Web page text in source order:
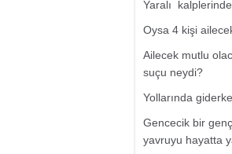
Yaralı
Oysa 4 kişi
Ailecek mutlu
suçu neydi?
Yollarında
Gencecik bir
yavruyu hayatta